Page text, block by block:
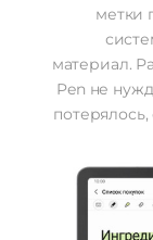
метки
материал.
Pen не